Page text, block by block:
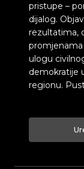
pristupe –
dijalog.
rezultatima,
ulogu
demokratije
regionu.